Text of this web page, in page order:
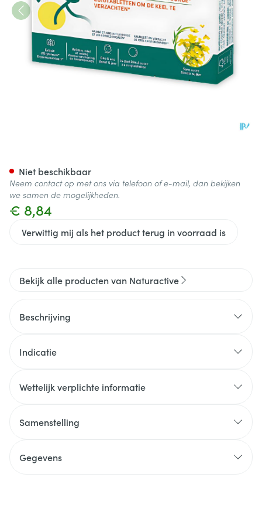
€ 8,84
Verwittig mij als het product terug in voorraad is
Niet beschikbaar
Neem contact op met ons via telefoon of e-mail, dan bekijken
we samen de mogelijkheden.
Bekijk alle producten van Naturactive
Beschrijving
Indicatie
Wettelijk verplichte informatie
Samenstelling
Gegevens